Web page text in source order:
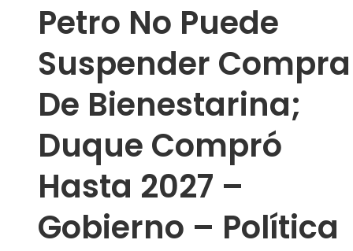
Petro No Puede
Suspender Compra
De Bienestarina;
Duque Compró
Hasta 2027 –
Gobierno – Política